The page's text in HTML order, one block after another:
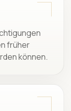
früher
können.